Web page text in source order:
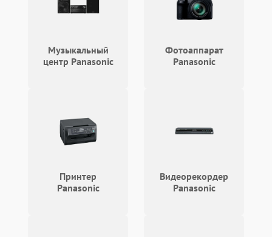
Музыкальный
центр Panasonic
Фотоаппарат
Panasonic
Принтер
Panasonic
Видеорекордер
Panasonic